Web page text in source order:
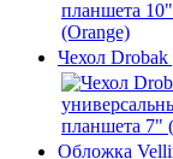
Чехол
Обложка